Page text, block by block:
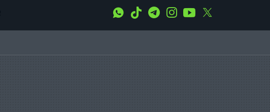
WhatsApp
Tiktok TelegramInstagramYoutube